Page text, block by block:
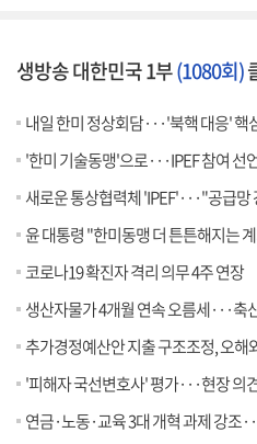
생방송 대한민국 1부(1080회)
내일 한미 정상회담···'북핵 대응' 핵
'한미 기술동맹'으로···IPEF 참여 선
새로운 통상협력체 'IPEF'···"공급망
윤 대통령 "한미동맹 더 튼튼해지는
코로나19 확진자 격리 의무 4주 연장
생산자물가 4개월 연속 오름세···축
추가경정예산안 지출 구조조정, 오해와 진실
'피해자 국선변호사' 평가···현장 의견 전혀 반영 안
연금·노동·교육 3대 개혁 과제 강조···새 정